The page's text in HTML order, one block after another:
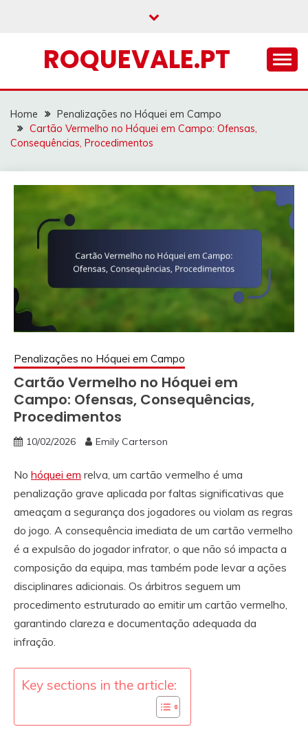
ROQUEVALE.PT
Home
Penalizações no Hóquei em Campo
Cartão Vermelho no Hóquei em Campo: Ofensas,
Consequências, Procedimentos
Penalizações no Hóquei em Campo
Cartão Vermelho no Hóquei em
Campo: Ofensas, Consequências,
Procedimentos
10/02/2026 Emily Carterson
No hóquei em relva, um cartão vermelho é uma
penalização grave aplicada por faltas significativas que
ameaçam a segurança dos jogadores ou violam as regras
do jogo. A consequência imediata de um cartão vermelho
é a expulsão do jogador infrator, o que não só impacta a
composição da equipa, mas também pode levar a ações
disciplinares adicionais. Os árbitros seguem um
procedimento estruturado ao emitir um cartão vermelho,
garantindo clareza e documentação adequada da
infração.
Key sections in the article: